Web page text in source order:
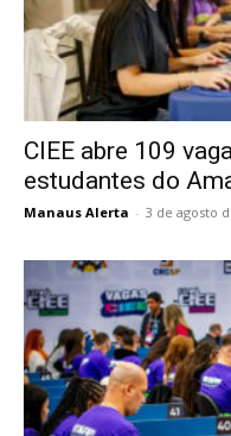
CIEE abre 109
estudantes do
Manaus Alerta - 3 de agosto